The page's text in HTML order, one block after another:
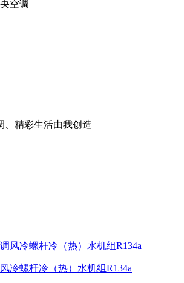
、精彩生活由我创造
冷螺杆冷（热）水机组R134a